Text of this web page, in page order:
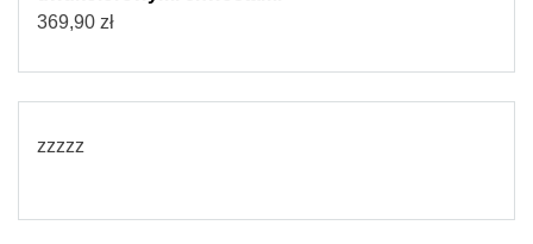
369,90 zł
zzzzz